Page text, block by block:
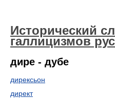
Исторический
галлицизмов
дире - дубе
дирексьон
директ